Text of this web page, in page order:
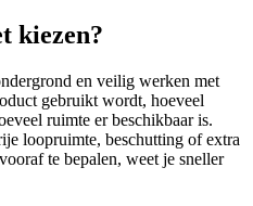
kiezen?
en veilig werken met
gebruikt wordt, hoeveel
ruimte er beschikbaar is.
loopruimte, beschutting of extra
te bepalen, weet je sneller